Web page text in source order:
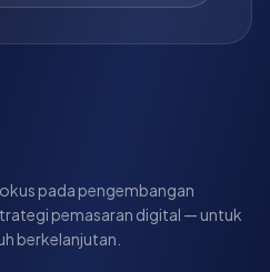
pada pengembangan
pemasaran digital — untuk
berkelanjutan.